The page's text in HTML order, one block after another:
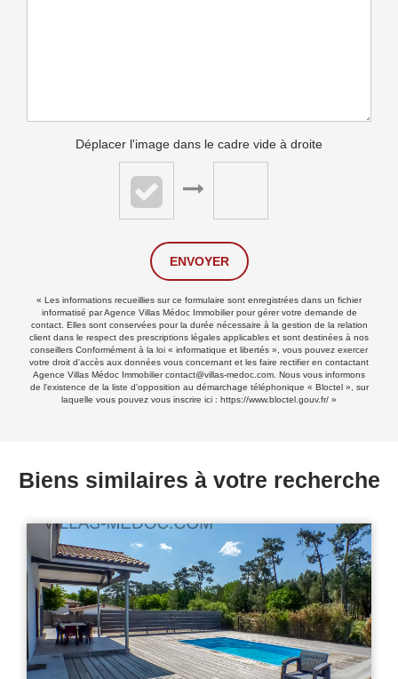
Déplacer l'image dans le cadre vide à droite
ENVOYER
« Les informations recueillies sur ce formulaire sont enregistrées dans un fichier
informatisé par Agence Villas Médoc Immobilier pour gérer votre demande de
contact. Elles sont conservées pour la durée nécessaire à la gestion de la relation
client dans le respect des prescriptions légales applicables et sont destinées à nos
conseillers Conformément à la loi « informatique et libertés », vous pouvez exercer
votre droit d'accès aux données vous concernant et les faire rectifier en contactant
Agence Villas Médoc Immobilier contact@villas-medoc.com. Nous vous informons
de l'existence de la liste d'opposition au démarchage téléphonique « Bloctel », sur
laquelle vous pouvez vous inscrire ici : https://www.bloctel.gouv.fr/ »
Biens similaires à votre recherche